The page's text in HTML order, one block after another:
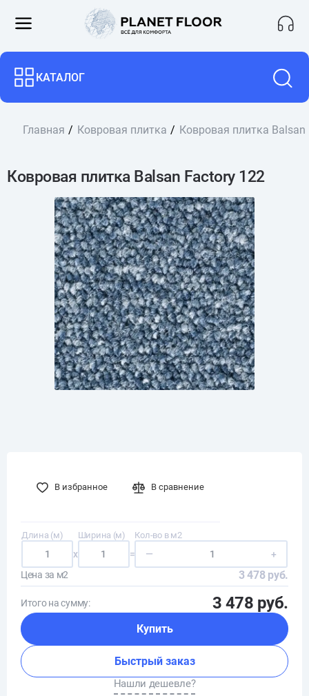
КАТАЛОГ
Главная Ковровая плитка Ковровая плитка Balsan
Ковровая плитка Balsan Factory 122
В избранное В сравнение
Длина (м)
x
Ширина (м)
=
Кол-во в м2
—
+
Цена за м2
3 478 руб.
Итого на сумму: 3 478 руб.
Купить
Быстрый заказ
Нашли дешевле?